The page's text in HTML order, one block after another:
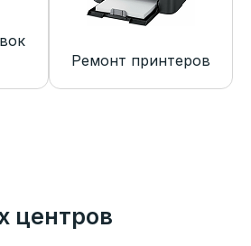
Ремонт принтеров
центров